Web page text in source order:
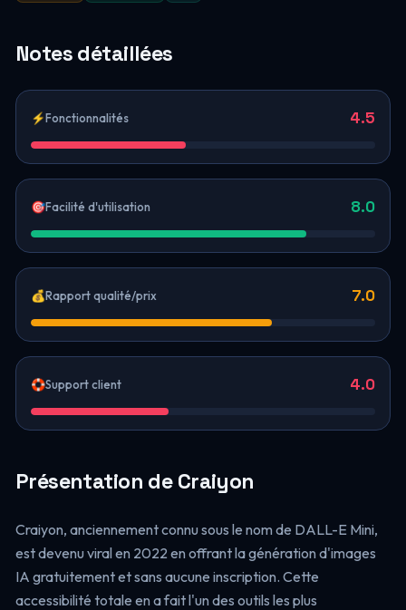
Notes détaillées
⚡Fonctionnalités 4.5
🎯Facilité d'utilisation 8.0
💰Rapport qualité/prix 7.0
🛟Support client 4.0
Présentation de Craiyon
Craiyon, anciennement connu sous le nom de DALL-E Mini,
est devenu viral en 2022 en offrant la génération d'images
IA gratuitement et sans aucune inscription. Cette
accessibilité totale en a fait l'un des outils les plus